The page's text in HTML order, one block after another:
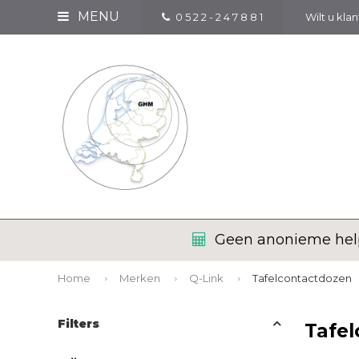
MENU 0 5 2 2 - 2 4 7 8 8 1 Wilt u
Geen anonieme
Home Merken Q-Link Tafelcontactdozen
Filters